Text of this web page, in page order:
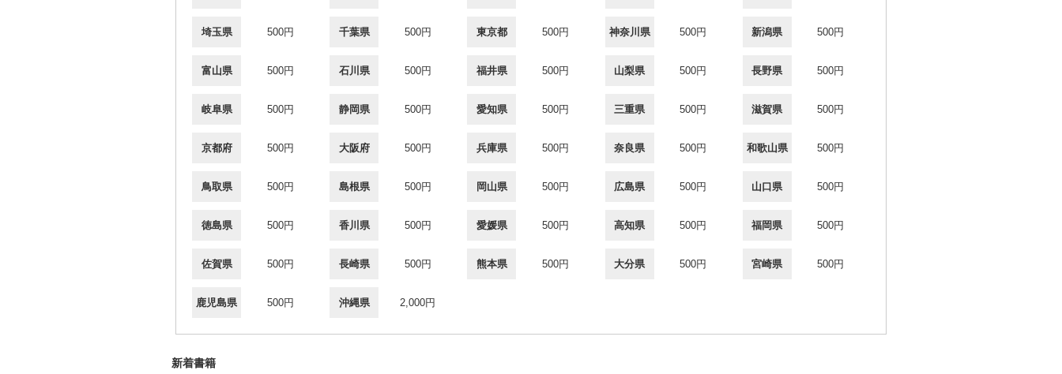
埼玉県 500円 千葉県 500円 東京都 500円 神奈川県 500円 新潟県 500円
富山県 500円 石川県 500円 福井県 500円 山梨県 500円 長野県 500円
岐阜県 500円 静岡県 500円 愛知県 500円 三重県 500円 滋賀県 500円
京都府 500円 大阪府 500円 兵庫県 500円 奈良県 500円 和歌山県 500円
鳥取県 500円 島根県 500円 岡山県 500円 広島県 500円 山口県 500円
徳島県 500円 香川県 500円 愛媛県 500円 高知県 500円 福岡県 500円
佐賀県 500円 長崎県 500円 熊本県 500円 大分県 500円 宮崎県 500円
鹿児島県 500円 沖縄県 2,000円
新着書籍